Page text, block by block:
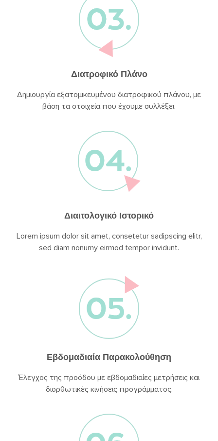
Διατροφικό Πλάνο
Δημιουργία εξατομικευμένου διατροφικού πλάνου, με
βάση τα στοιχεία που έχουμε συλλέξει.
Διαιτολογικό Ιστορικό
Lorem ipsum dolor sit amet, consetetur sadipscing elitr,
sed diam nonumy eirmod tempor invidunt.
Εβδομαδιαία Παρακολούθηση
Έλεγχος της προόδου με εβδομαδιαίες μετρήσεις και
διορθωτικές κινήσεις προγράμματος.